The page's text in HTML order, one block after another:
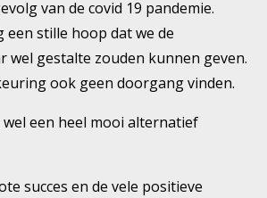
van de covid 19 pandemie.
een stille hoop dat we de
wel gestalte zouden kunnen geven.
ook geen doorgang vinden.
een heel mooi alternatief
succes en de vele positieve